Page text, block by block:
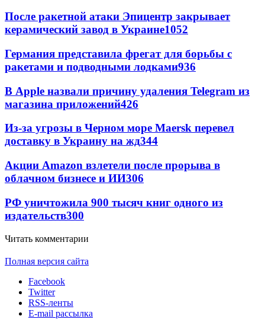
После ракетной атаки Эпицентр закрывает
керамический завод в Украине1052
Германия представила фрегат для борьбы с
ракетами и подводными лодками936
В Apple назвали причину удаления Telegram из
магазина приложений426
Из-за угрозы в Черном море Maersk перевел
доставку в Украину на жд344
Акции Amazon взлетели после прорыва в
облачном бизнесе и ИИ306
РФ уничтожила 900 тысяч книг одного из
издательств300
Читать комментарии
Полная версия сайта
Facebook
Twitter
RSS-ленты
E-mail рассылка